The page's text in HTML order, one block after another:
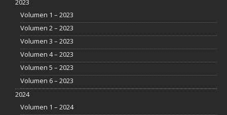
2023
Volumen 1 – 2023
Volumen 2 – 2023
Volumen 3 – 2023
Volumen 4 – 2023
Volumen 5 – 2023
Volumen 6 – 2023
2024
Volumen 1 – 2024